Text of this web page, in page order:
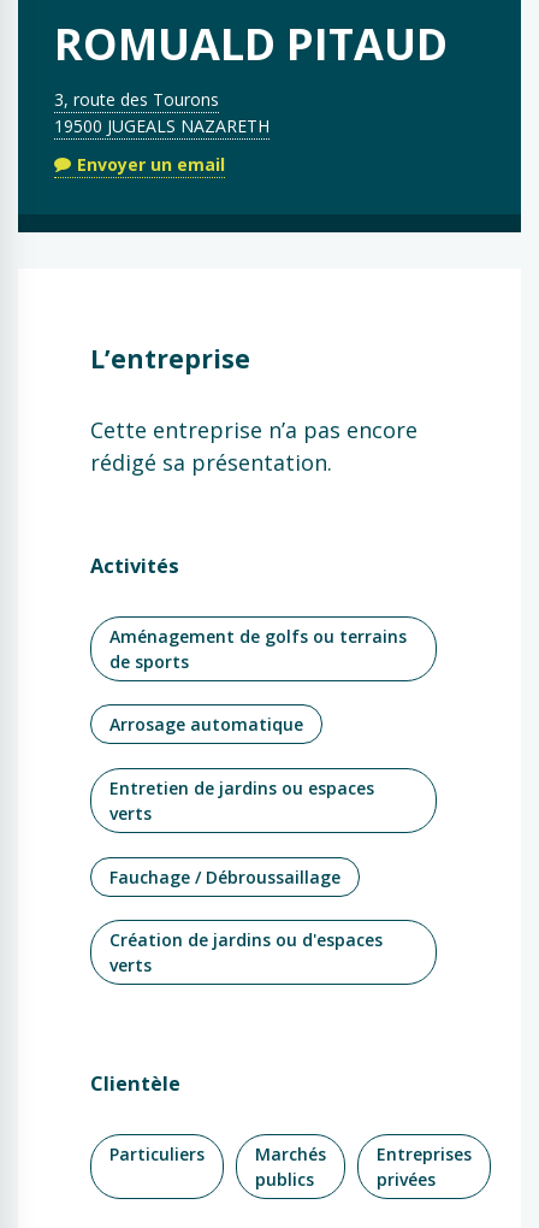
ROMUALD PITAUD
3, route des Tourons
19500 JUGEALS NAZARETH
Envoyer un email
L’entreprise
Cette entreprise n’a pas encore
rédigé sa présentation.
Activités
Aménagement de golfs ou terrains
de sports
Arrosage automatique
Entretien de jardins ou espaces
verts
Fauchage / Débroussaillage
Création de jardins ou d'espaces
verts
Clientèle
Particuliers
Marchés
publics
Entreprises
privées